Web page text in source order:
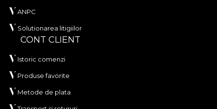
ANPC
Solutionarea litigiilor
CONT CLIENT
Istoric comenzi
Produse favorite
Metode de plata